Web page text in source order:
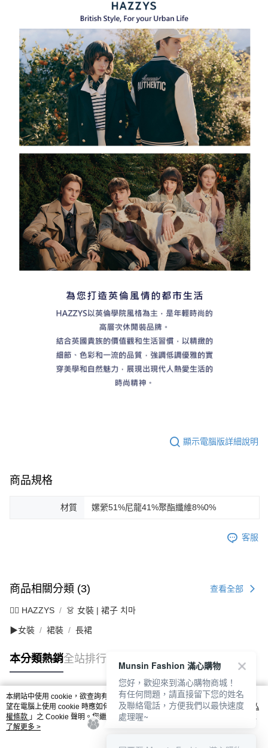
顯示電腦版詳細說明
商品規格
材質 嫘縈51%尼龍41%聚酯纖維8%0%
客服
商品相關分類 (3) 查看全部
🐕‍🦺 HAZZYS 👗 女裝 | 裙子 치마
▶女裝 裙裝 長裙
本分類熱銷全站排行
熱門標籤
本網站中使用 cookie，欲查詢有關本網站使用 cookie 方式之詳情，及若您不希
望在電腦上使用 cookie 時應如何變更電腦的 cookie 設定，請參閱本網站「
隱私
權條款 」之 Cookie 聲明。您繼續使用本網站即表示您同意本公司得按本網站使
用條款之 Cookie 聲明使用 cookie。
了解更多 >
Munsin Fashion 滿心購物
您好，歡迎來到滿心購物商城！
有任何問題，請直接留下您的姓名
及聯絡電話，方便我們以最快速度
處理喔~